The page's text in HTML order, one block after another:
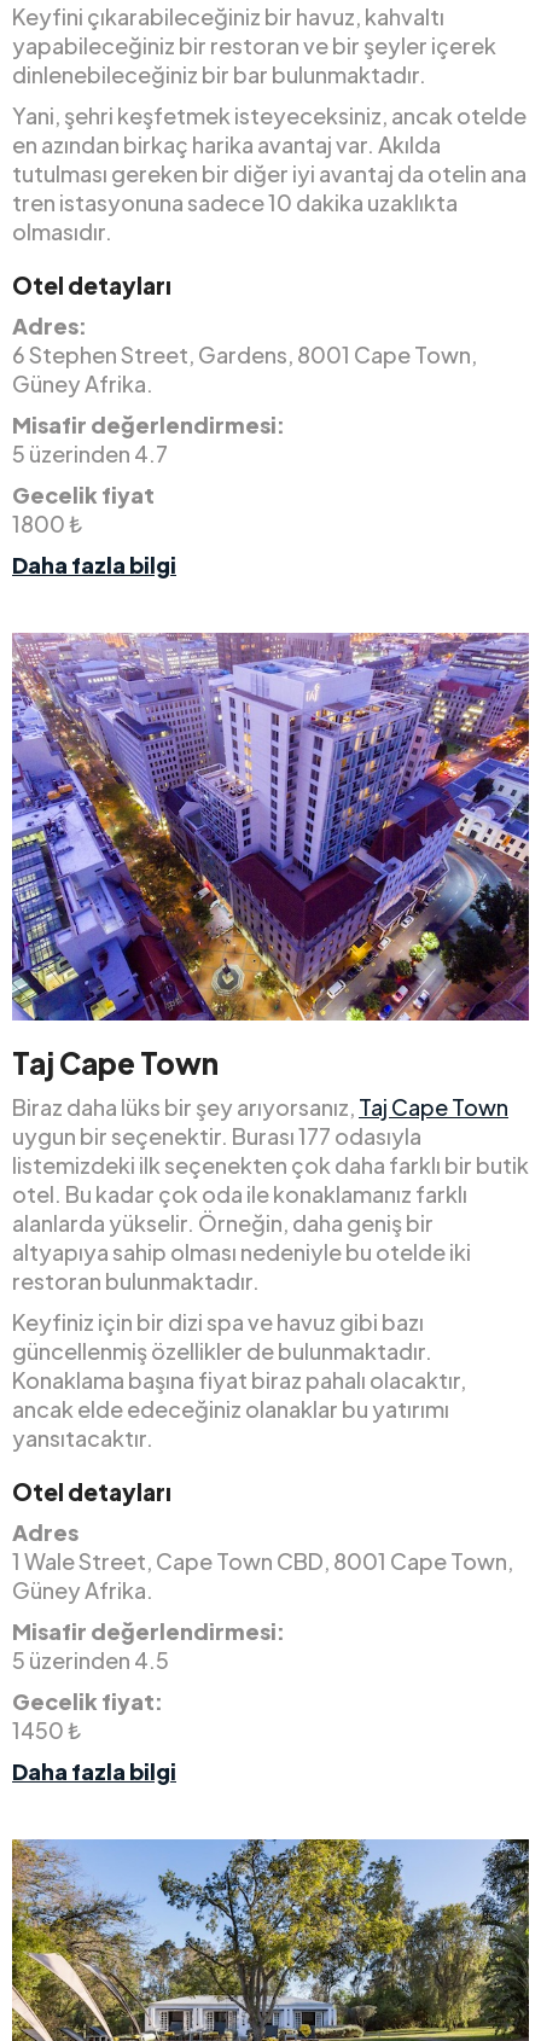
Keyfini çıkarabileceğiniz bir havuz, kahvaltı
yapabileceğiniz bir restoran ve bir şeyler içerek
dinlenebileceğiniz bir bar bulunmaktadır.
Yani, şehri keşfetmek isteyeceksiniz, ancak otelde
en azından birkaç harika avantaj var. Akılda
tutulması gereken bir diğer iyi avantaj da otelin ana
tren istasyonuna sadece 10 dakika uzaklıkta
olmasıdır.
Otel detayları
Adres:
6 Stephen Street, Gardens, 8001 Cape Town,
Güney Afrika.
Misafir değerlendirmesi:
5 üzerinden 4.7
Gecelik fiyat
1800 ₺
Daha fazla bilgi
Taj Cape Town
Biraz daha lüks bir şey arıyorsanız, Taj Cape Town
uygun bir seçenektir. Burası 177 odasıyla
listemizdeki ilk seçenekten çok daha farklı bir butik
otel. Bu kadar çok oda ile konaklamanız farklı
alanlarda yükselir. Örneğin, daha geniş bir
altyapıya sahip olması nedeniyle bu otelde iki
restoran bulunmaktadır.
Keyfiniz için bir dizi spa ve havuz gibi bazı
güncellenmiş özellikler de bulunmaktadır.
Konaklama başına fiyat biraz pahalı olacaktır,
ancak elde edeceğiniz olanaklar bu yatırımı
yansıtacaktır.
Otel detayları
Adres
1 Wale Street, Cape Town CBD, 8001 Cape Town,
Güney Afrika.
Misafir değerlendirmesi:
5 üzerinden 4.5
Gecelik fiyat:
1450 ₺
Daha fazla bilgi